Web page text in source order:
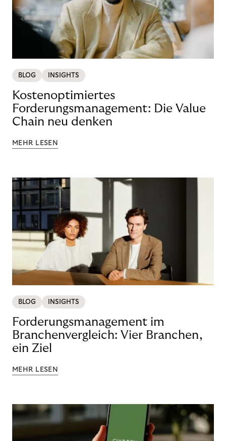
BLOG INSIGHTS
Kostenoptimiertes
Forderungsmanagement: Die Value
Chain neu denken
MEHR LESEN
BLOG INSIGHTS
Forderungsmanagement im
Branchenvergleich: Vier Branchen,
ein Ziel
MEHR LESEN